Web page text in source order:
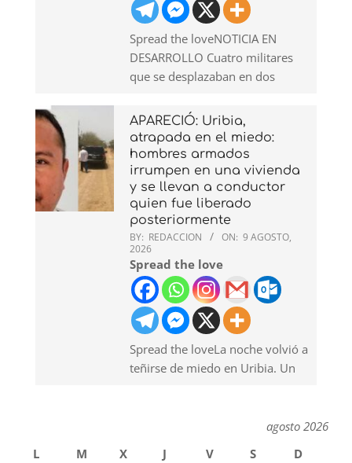
Spread the loveNOTICIA EN
DESARROLLO Cuatro militares
que se desplazaban en dos
APARECIÓ: Uribia,
atrapada en el miedo:
hombres armados
irrumpen en una vivienda
y se llevan a conductor
quien fue liberado
posteriormente
BY: REDACCION ON: 9 AGOSTO,
2026
Spread the love
Spread the loveLa noche volvió a
teñirse de miedo en Uribia. Un
agosto 2026
L
M X J V S
D